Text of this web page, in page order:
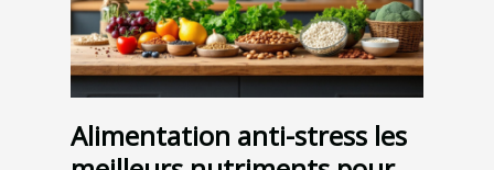
Alimentation anti-stress les